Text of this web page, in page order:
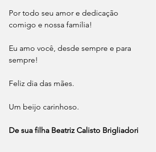
Por todo seu amor e dedicação
comigo e nossa família!
Eu amo você, desde sempre e para
sempre!
Feliz dia das mães.
Um beijo carinhoso.
De sua filha Beatriz Calisto Brigliadori